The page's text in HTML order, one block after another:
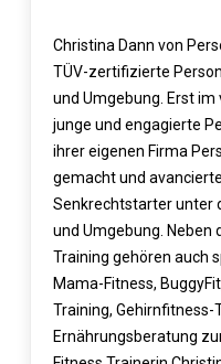
Christina Dann von
TÜV-zertifizierte
und Umgebung. Erst im
junge und engagierte
ihrer eigenen Firma
gemacht und
Senkrechtstarter unter
und Umgebung. Neben
Training gehören auch
Mama-Fitness,
Training, Gehirnfitness-
Ernährungsberatung